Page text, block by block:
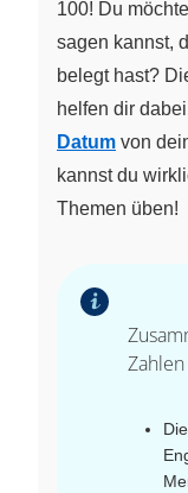
100! Du
sagen kannst,
belegt hast?
helfen dir
Datum von
kannst du
Themen üben!